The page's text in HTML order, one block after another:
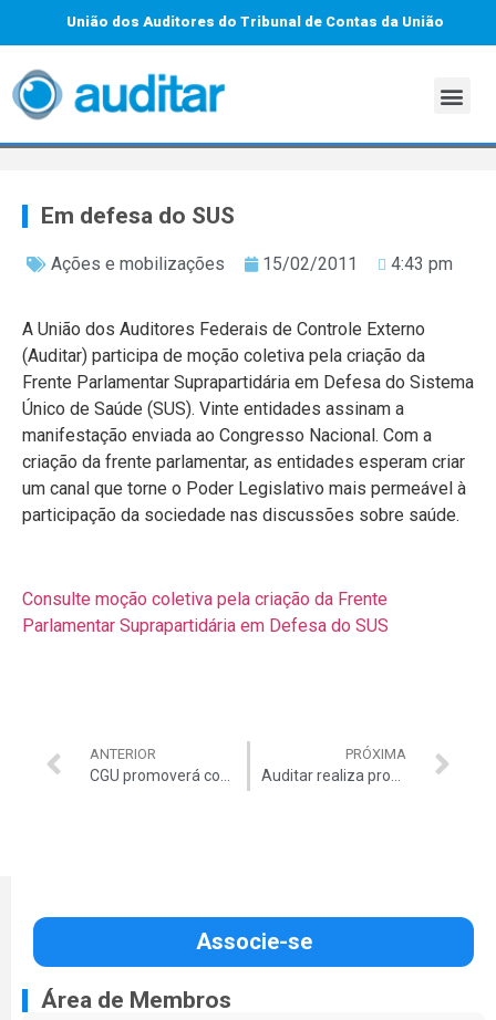
União dos Auditores do Tribunal de Contas da União
Em defesa do SUS
Ações e mobilizações 15/02/2011 4:43 pm
A União dos Auditores Federais de Controle Externo
(Auditar) participa de moção coletiva pela criação da
Frente Parlamentar Suprapartidária em Defesa do Sistema
Único de Saúde (SUS). Vinte entidades assinam a
manifestação enviada ao Congresso Nacional. Com a
criação da frente parlamentar, as entidades esperam criar
um canal que torne o Poder Legislativo mais permeável à
participação da sociedade nas discussões sobre saúde.
Consulte moção coletiva pela criação da Frente
Parlamentar Suprapartidária em Defesa do SUS
ANTERIOR
CGU promoverá conferência sobre transparência e controle social
PRÓXIMA
Auditar realiza processo para indicação de ministro do TCU
Associe-se
Área de Membros